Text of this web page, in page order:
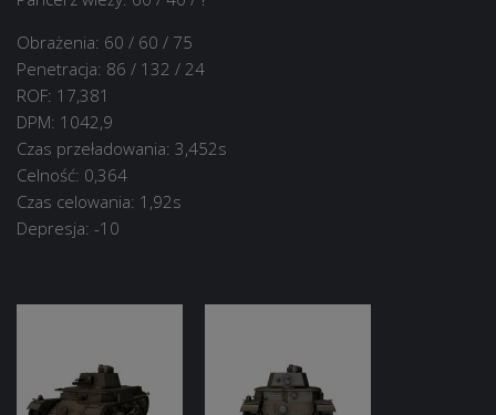
Obrażenia: 60 / 60 / 75
Penetracja: 86 / 132 / 24
ROF: 17,381
DPM: 1042,9
Czas przeładowania: 3,452s
Celność: 0,364
Czas celowania: 1,92s
Depresja: -10